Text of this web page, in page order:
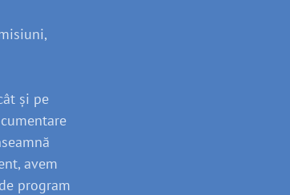
și pe
avem
program